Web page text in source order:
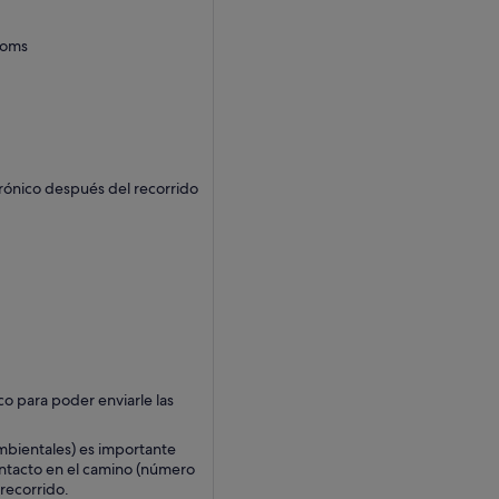
después del recorrido
para poder enviarle las
es importante
en el camino (número